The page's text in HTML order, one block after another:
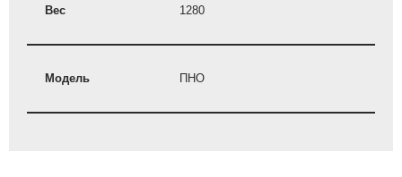
Вес 1280
Модель ПНО